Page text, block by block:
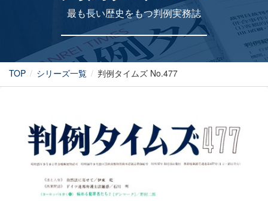
最も長い歴史をもつ判例実務誌
TOP シリーズ一覧 判例タイムズ No.477